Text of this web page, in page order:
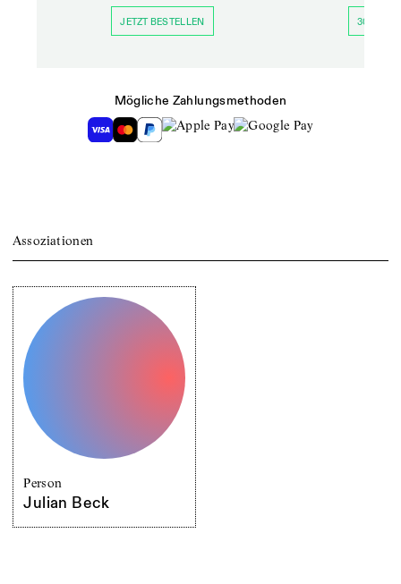
JETZT BESTELLEN 30 TAGE
Mögliche Zahlungsmethoden
Assoziationen
Person
Julian Beck